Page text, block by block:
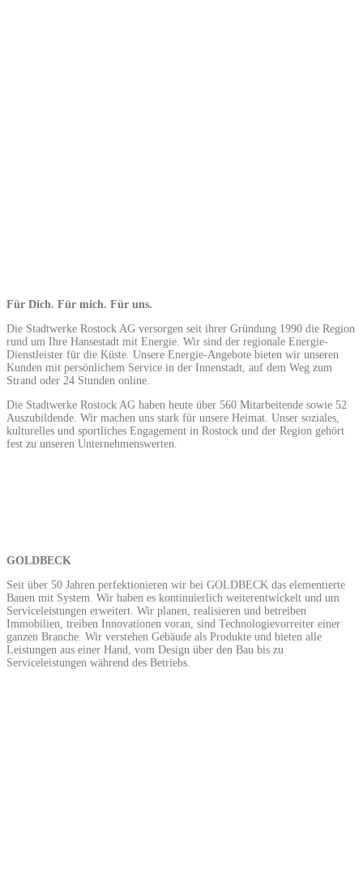
Für Dich. Für mich. Für uns.
Die Stadtwerke Rostock AG versorgen seit ihrer Gründung 1990 die Region
rund um Ihre Hansestadt mit Energie. Wir sind der regionale Energie-
Dienstleister für die Küste. Unsere Energie-Angebote bieten wir unseren
Kunden mit persönlichem Service in der Innenstadt, auf dem Weg zum
Strand oder 24 Stunden online.
Die Stadtwerke Rostock AG haben heute über 560 Mitarbeitende sowie 52
Auszubildende. Wir machen uns stark für unsere Heimat. Unser soziales,
kulturelles und sportliches Engagement in Rostock und der Region gehört
fest zu unseren Unternehmenswerten.
GOLDBECK
Seit über 50 Jahren perfektionieren wir bei GOLDBECK das elementierte
Bauen mit System. Wir haben es kontinuierlich weiterentwickelt und um
Serviceleistungen erweitert. Wir planen, realisieren und betreiben
Immobilien, treiben Innovationen voran, sind Technologievorreiter einer
ganzen Branche. Wir verstehen Gebäude als Produkte und bieten alle
Leistungen aus einer Hand, vom Design über den Bau bis zu
Serviceleistungen während des Betriebs.